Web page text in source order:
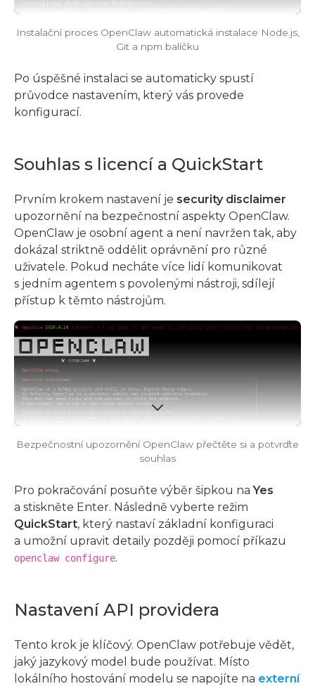
Instalační proces OpenClaw automatická instalace Node.js,
Git a npm balíčku
Po úspěšné instalaci se automaticky spustí
průvodce nastavením, který vás provede
konfigurací.
Souhlas s licencí a QuickStart
Prvním krokem nastavení je security disclaimer
upozornění na bezpečnostní aspekty OpenClaw.
OpenClaw je osobní agent a není navržen tak, aby
dokázal striktně oddělit oprávnění pro různé
uživatele. Pokud necháte více lidí komunikovat
s jedním agentem s povolenými nástroji, sdílejí
přístup k těmto nástrojům.
Bezpečnostní upozornění OpenClaw přečtěte si a potvrďte
souhlas
Pro pokračování posuňte výběr šipkou naYes
a stiskněte Enter. Následně vyberte režim
QuickStart, který nastaví základní konfiguraci
a umožní upravit detaily později pomocí příkazu
openclaw configure.
Nastavení API providera
Tento krok je klíčový. OpenClaw potřebuje vědět,
jaký jazykový model bude používat. Místo
lokálního hostování modelu se napojíte na externí